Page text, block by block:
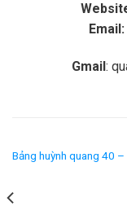
Email:
Gmail:
Bảng huỳnh quang 40 –